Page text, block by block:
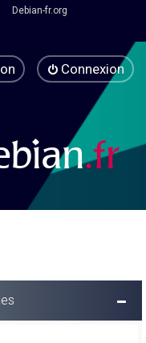
Debian-fr.org
Connexion